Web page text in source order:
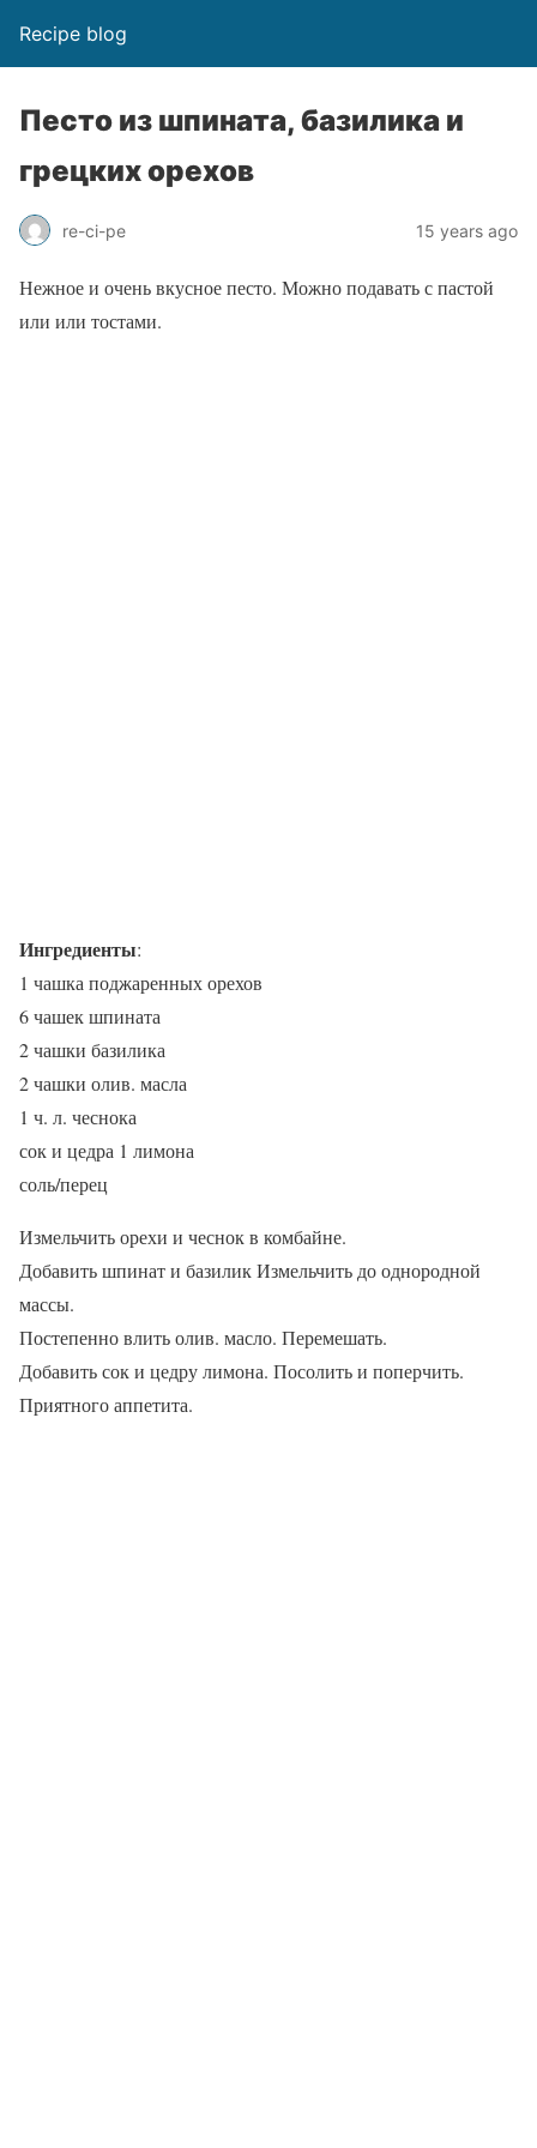
Recipe blog
Песто из шпината, базилика и
грецких орехов
re-ci-pe 15 years ago
Нежное и очень вкусное песто. Можно подавать с пастой
или или тостами.
Ингредиенты:
1 чашка поджаренных орехов
6 чашек шпината
2 чашки базилика
2 чашки олив. масла
1 ч. л. чеснока
сок и цедра 1 лимона
соль/перец
Измельчить орехи и чеснок в комбайне.
Добавить шпинат и базилик Измельчить до однородной
массы.
Постепенно влить олив. масло. Перемешать.
Добавить сок и цедру лимона. Посолить и поперчить.
Приятного аппетита.